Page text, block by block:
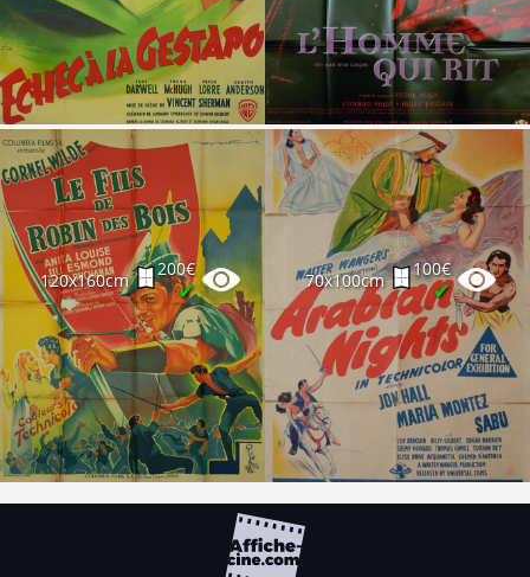
120x160cm
200€
✔ 70x100cm
100€
✔